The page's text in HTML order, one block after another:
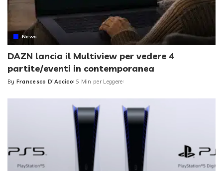
News
DAZN lancia il Multiview per vedere 4
partite/eventi in contemporanea
Posted
By Francesco D'Accico 5 Min per Leggere